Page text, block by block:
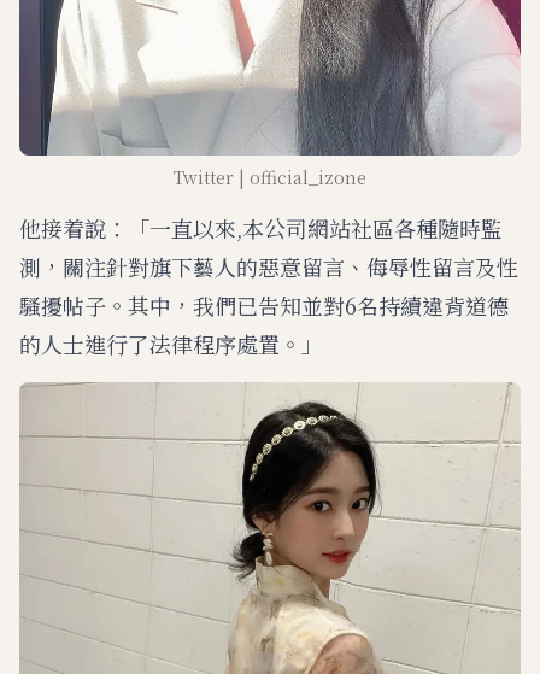
Twitter | official_izone
他接着說：「一直以來,本公司網站社區各種隨時監
測，關注針對旗下藝人的惡意留言、侮辱性留言及性
騷擾帖子。其中，我們已告知並對6名持續違背道德
的人士進行了法律程序處置。」